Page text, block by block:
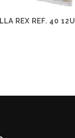
REX REF. 40 12U